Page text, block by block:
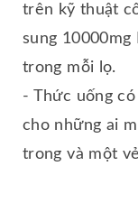
trên kỹ thuật
sung
trong mỗi lọ.
- Thức uống
cho những ai
trong và một